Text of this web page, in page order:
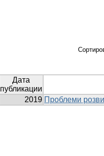
Дата
публикации
2019 Проблеми